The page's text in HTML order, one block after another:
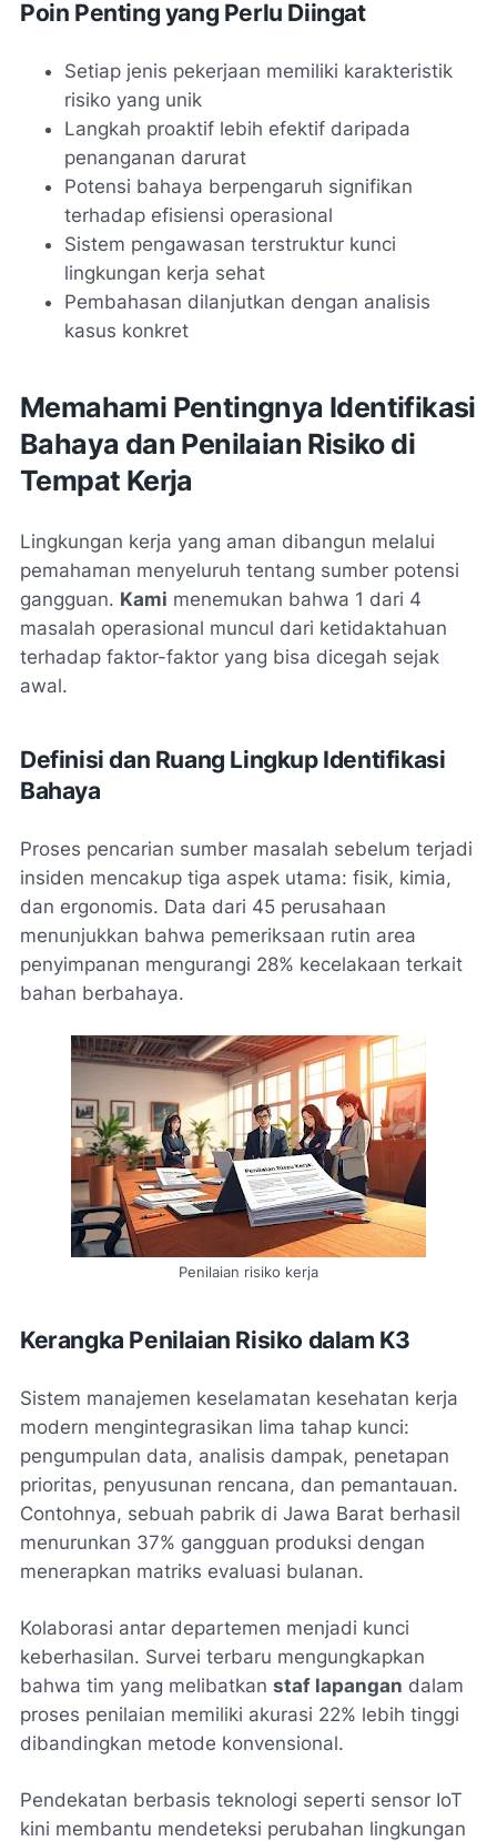
Poin Penting yang Perlu Diingat
Setiap jenis pekerjaan memiliki karakteristik
risiko yang unik
Langkah proaktif lebih efektif daripada
penanganan darurat
Potensi bahaya berpengaruh signifikan
terhadap efisiensi operasional
Sistem pengawasan terstruktur kunci
lingkungan kerja sehat
Pembahasan dilanjutkan dengan analisis
kasus konkret
Memahami Pentingnya Identifikasi
Bahaya dan Penilaian Risiko di
Tempat Kerja
Lingkungan kerja yang aman dibangun melalui
pemahaman menyeluruh tentang sumber potensi
gangguan. Kami menemukan bahwa 1 dari 4
masalah operasional muncul dari ketidaktahuan
terhadap faktor-faktor yang bisa dicegah sejak
awal.
Definisi dan Ruang Lingkup Identifikasi
Bahaya
Proses pencarian sumber masalah sebelum terjadi
insiden mencakup tiga aspek utama: fisik, kimia,
dan ergonomis. Data dari 45 perusahaan
menunjukkan bahwa pemeriksaan rutin area
penyimpanan mengurangi 28% kecelakaan terkait
bahan berbahaya.
Penilaian risiko kerja
Kerangka Penilaian Risiko dalam K3
Sistem manajemen keselamatan kesehatan kerja
modern mengintegrasikan lima tahap kunci:
pengumpulan data, analisis dampak, penetapan
prioritas, penyusunan rencana, dan pemantauan.
Contohnya, sebuah pabrik di Jawa Barat berhasil
menurunkan 37% gangguan produksi dengan
menerapkan matriks evaluasi bulanan.
Kolaborasi antar departemen menjadi kunci
keberhasilan. Survei terbaru mengungkapkan
bahwa tim yang melibatkan staf lapangan dalam
proses penilaian memiliki akurasi 22% lebih tinggi
dibandingkan metode konvensional.
Pendekatan berbasis teknologi seperti sensor IoT
kini membantu mendeteksi perubahan lingkungan